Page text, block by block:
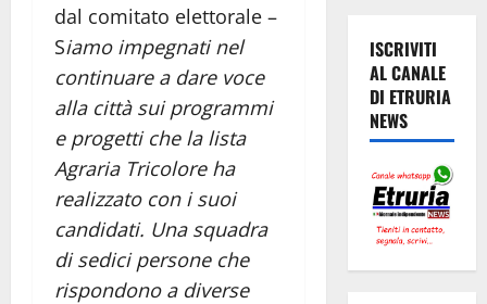
dal comitato elettorale –
Siamo impegnati nel
continuare a dare voce
alla città sui programmi
e progetti che la lista
Agraria Tricolore ha
realizzato con i suoi
candidati. Una squadra
di sedici persone che
rispondono a diverse
ISCRIVITI
AL CANALE
DI ETRURIA
NEWS